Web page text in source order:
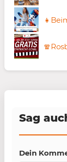
Sag
Dein